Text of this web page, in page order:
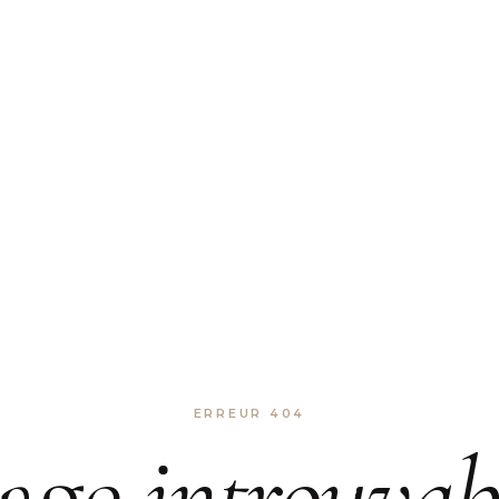
ERREUR 404